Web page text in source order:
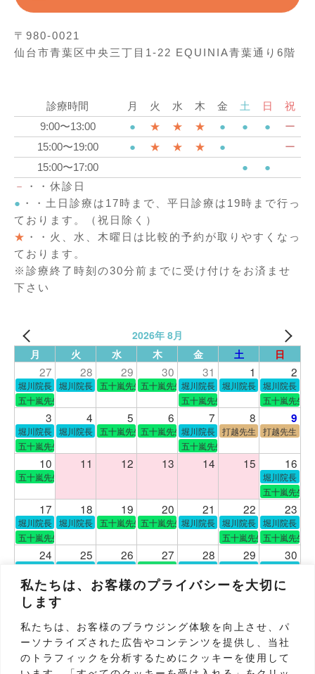
私たちは、お客様のプライバシーを大切に
します
私たちは、お客様のブラウジング体験を向上させ、パ
ーソナライズされた広告やコンテンツを提供し、当社
のトラフィックを分析するためにクッキーを使用して
〒980-0021
仙台市青葉区中央三丁目1-22 EQUINIA青葉通り6階
診療時間 月 火 水 木 金 土 日
祝
9:00〜13:00
● ★ ★ ★ ● ● ●
ー
15:00〜19:00
● ★ ★ ★ ●
ー
15:00〜17:00
●
●
－
・・休診日
● ・・土日診療は17時まで、平日診療は19時まで行っ
ております。（祝日除く）
★ ・・火、水、木曜日は比較的予約が取りやすくなっ
ております。
※診療終了時刻の30分前までに受け付けをお済ませ
下さい
2026年 8月
月
火 水 木 金 土 日
27 28 29 30 31 1 2
堀川院長 堀川院長 五十嵐先生五十嵐先生堀川院長 堀川院長 堀川院長
五十嵐先生
五十嵐先生 五十嵐先生
3 4 5 6 7 8 9
堀川院長 堀川院長 五十嵐先生五十嵐先生堀川院長 打越先生
打越先生
五十嵐先生
五十嵐先生
10 11 12 13 14 15 16
五十嵐先生
堀川院長
五十嵐先生
17 18 19 20 21 22 23
堀川院長 堀川院長 五十嵐先生五十嵐先生堀川院長 堀川院長 堀川院長
五十嵐先生
五十嵐先生五十嵐先生
24 25 26 27 28 29 30
堀川院長 堀川院長 堀川院長 五十嵐先生堀川院長 堀川院長 堀川院長
五十嵐先生
五十嵐先生五十嵐先生五十嵐先生
31
五十嵐先生
五十嵐先生 五十嵐先生五十嵐先生
休診日